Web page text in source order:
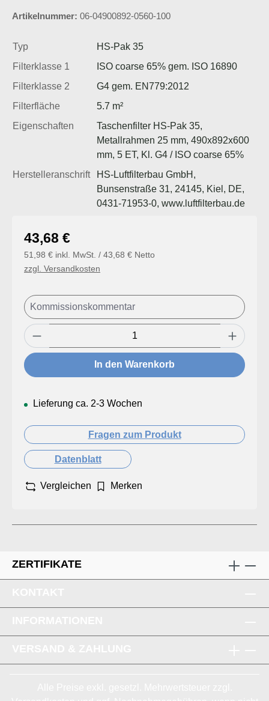
Artikelnummer: 06-04900892-0560-100
Typ
HS-Pak 35
Filterklasse 1
ISO coarse 65% gem. ISO 16890
Filterklasse 2
G4 gem. EN779:2012
Filterfläche
5.7 m²
Eigenschaften
Taschenfilter HS-Pak 35,
Metallrahmen 25 mm, 490x892x600
mm, 5 ET, Kl. G4 / ISO coarse 65%
Herstelleranschrift
HS-Luftfilterbau GmbH,
Bunsenstraße 31, 24145, Kiel, DE,
0431-71953-0, www.luftfilterbau.de
Regulärer Preis:
43,68 €
51,98 € inkl. MwSt. / 43,68 € Netto
zzgl. Versandkosten
Produkt Anzahl: Gib den gewünschten
In den Warenkorb
Lieferung ca. 2-3 Wochen
Fragen zum Produkt
Datenblatt
Vergleichen Merken
ZERTIFIKATE